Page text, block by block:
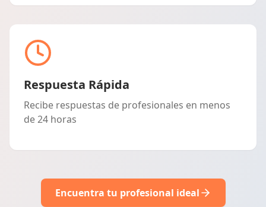
Respuesta Rápida
Recibe respuestas de profesionales en menos
de 24 horas
Encuentra tu profesional ideal